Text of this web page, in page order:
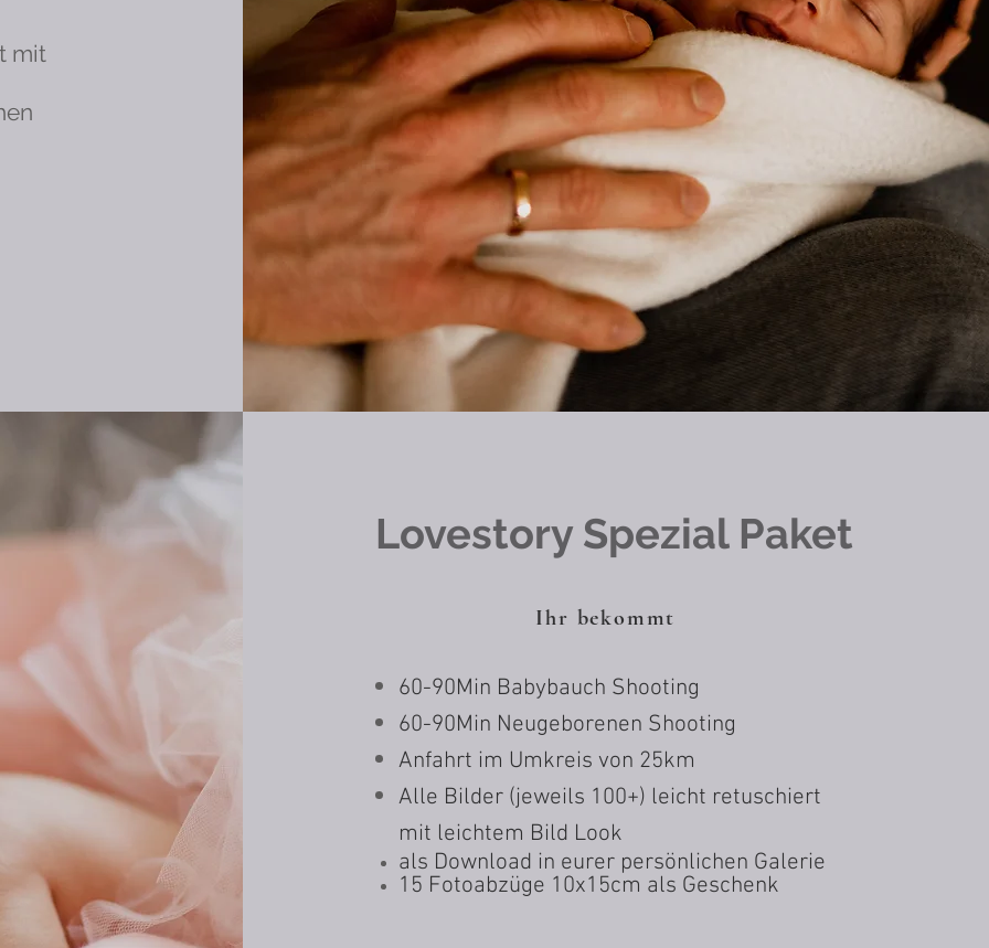
mit
Lovestory Spezial Paket
Ihr bekommt
60-90Min Babybauch Shooting
60-90Min Neugeborenen Shooting
Anfahrt im Umkreis von 25km
Alle Bilder (jeweils 100+) leicht retuschiert
mit leichtem Bild Look
als Download in eurer persönlichen Galerie
15 Fotoabzüge 10x15cm als Geschenk